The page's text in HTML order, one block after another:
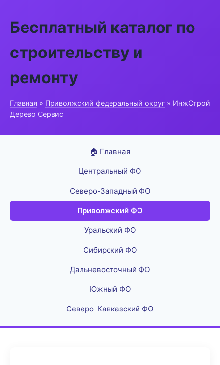
Бесплатный каталог по
строительству и
ремонту
Главная » Приволжский федеральный округ » ИнжСтрой
Дерево Сервис
🏠 Главная
Центральный ФО
Северо-Западный ФО
Приволжский ФО
Уральский ФО
Сибирский ФО
Дальневосточный ФО
Южный ФО
Северо-Кавказский ФО